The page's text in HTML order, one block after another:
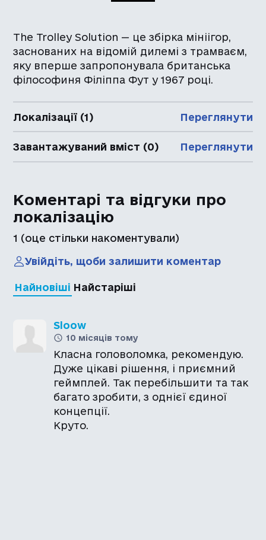
The Trolley Solution — це збірка мініігор,
заснованих на відомій дилемі з трамваєм,
яку вперше запропонувала британська
філософиня Філіппа Фут у 1967 році.
Локалізації (1) Переглянути
Завантажуваний вміст (0) Переглянути
Коментарі та відгуки про
локалізацію
1 (оце стільки накоментували)
Увійдіть, щоби залишити коментар
Найновіші Найстаріші
Sloow
10 місяців тому
Класна головоломка, рекомендую.
Дуже цікаві рішення, і приємний
геймплей. Так перебільшити та так
багато зробити, з однієї єдиної
концепції.
Круто.